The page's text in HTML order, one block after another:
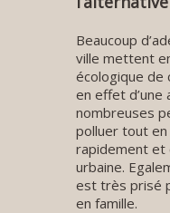
Beaucoup
ville mettent
écologique de
en effet d’une
nombreuses
polluer tout
rapidement et
urbaine.
est très prisé
en famille.